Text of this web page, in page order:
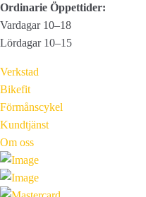
Ordinarie Öppettider:
Vardagar 10–18
Lördagar 10–15
Verkstad
Bikefit
Förmånscykel
Kundtjänst
Om oss